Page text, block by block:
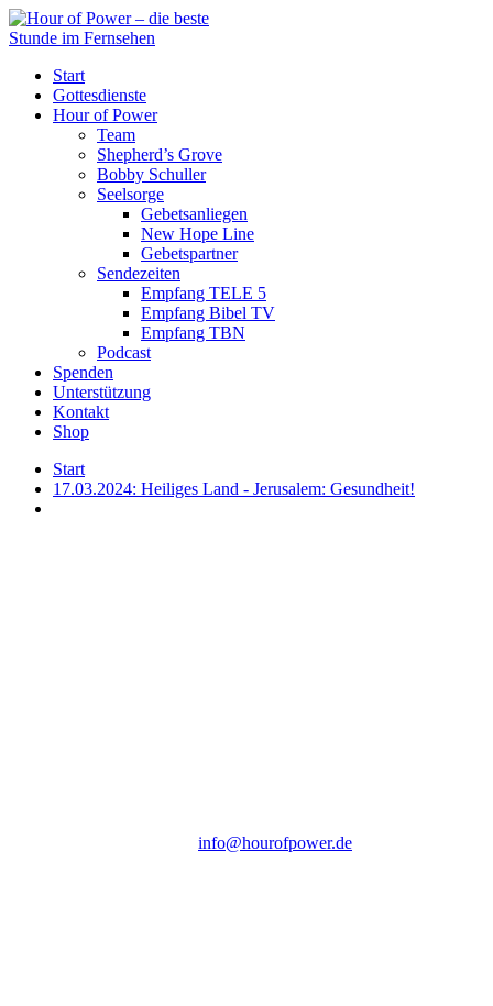
Start
Gottesdienste
Hour of Power
Team
Shepherd’s Grove
Bobby Schuller
Seelsorge
Gebetsanliegen
New Hope Line
Gebetspartner
Sendezeiten
Empfang TELE 5
Empfang Bibel TV
Empfang TBN
Podcast
Spenden
Unterstützung
Kontakt
Shop
Start
17.03.2024: Heiliges Land - Jerusalem: Gesundheit!
info@hourofpower.de